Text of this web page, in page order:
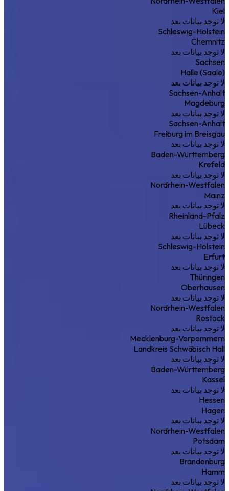
Kiel
لا توجد بيانات بعد
Schleswig-Holstein
Chemnitz
لا توجد بيانات بعد
Sachsen
Halle (Saale)
لا توجد بيانات بعد
Sachsen-Anhalt
Magdeburg
لا توجد بيانات بعد
Sachsen-Anhalt
Freiburg im Breisgau
لا توجد بيانات بعد
Baden-Württemberg
Krefeld
لا توجد بيانات بعد
Nordrhein-Westfalen
Mainz
لا توجد بيانات بعد
Rheinland-Pfalz
Lübeck
لا توجد بيانات بعد
Schleswig-Holstein
Erfurt
لا توجد بيانات بعد
Thüringen
Oberhausen
لا توجد بيانات بعد
Nordrhein-Westfalen
Rostock
لا توجد بيانات بعد
Mecklenburg-Vorpommern
Landkreis Schwäbisch Hall
لا توجد بيانات بعد
Baden-Württemberg
Kassel
لا توجد بيانات بعد
Hessen
Hagen
لا توجد بيانات بعد
Nordrhein-Westfalen
Potsdam
لا توجد بيانات بعد
Brandenburg
Hamm
لا توجد بيانات بعد